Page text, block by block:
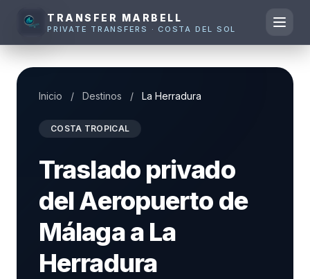
TRANSFER MARBELL
PRIVATE TRANSFERS · COSTA DEL SOL
Inicio / Destinos / La Herradura
COSTA TROPICAL
Traslado privado
del Aeropuerto de
Málaga a La
Herradura